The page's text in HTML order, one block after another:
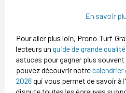
En savoir
Pour aller plus loin, Prono-Turf-
lecteurs un guide de grande qualité
astuces pour gagner plus
pouvez découvrir notrecalendrier
2026 qui vous permet de savoir à
dispute toutes les épreuves